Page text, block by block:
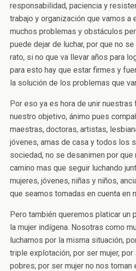
responsabilidad, paciencia y
trabajo y organización que vamos a
muchos problemas y obstáculos
puede dejar de luchar, por que no
rato, si no que va llevar años para
para esto hay que estar firmes y
la solución de los problemas que
Por eso ya es hora de unir nuestras
nuestro objetivo, ánimo pues
maestras, doctoras, artistas,
jóvenes, amas de casa y todos los
sociedad, no se desanimen por que
camino mas que seguir luchando
mujeres, jóvenes, niñas y niños,
que seamos tomadas en cuenta en
Pero también queremos platicar un
la mujer indígena. Nosotras como
luchamos por la misma situación,
triple explotación, por ser mujer,
pobres; por ser mujer no nos toman